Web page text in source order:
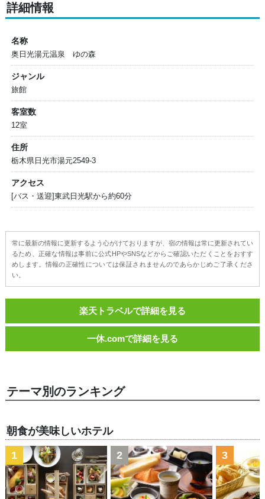
詳細情報
名称
奥日光湯元温泉 ゆの森
ジャンル
旅館
客室数
12室
住所
栃木県日光市湯元2549-3
アクセス
[バス・送迎]東武日光駅から約60分
常に最新の情報に更新するよう心がけておりますが、宿の情報は常に更新されてい
るため、正確な情報は事前に公式HPやSNSなどからご確認いただくことをおすす
めします。情報の正確性については保証されませんのであらかじめご了承くださ
い。
楽天トラベルで詳細を見る
一休.comで詳細を見る
テーマ別のランキング
朝食が美味しいホテル
1 2 3